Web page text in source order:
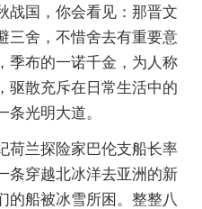
战国，你会看见：那晋文
三舍，不惜舍去有重要意
季布的一诺千金，为人称
散充斥在日常生活中的
光明大道。
兰探险家巴伦支船长率
条穿越北冰洋去亚洲的新
的船被冰雪所困。整整八